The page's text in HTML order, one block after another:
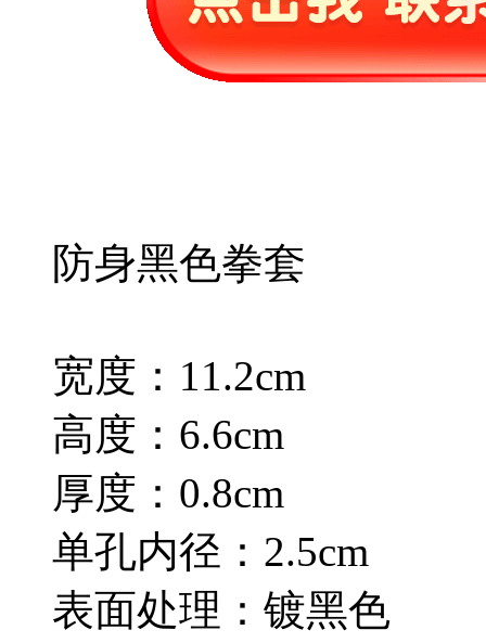
防身黑色拳套
宽度：11.2cm
高度：6.6cm
厚度：0.8cm
单孔内径：2.5cm
表面处理：镀黑色